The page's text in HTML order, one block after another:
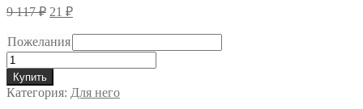
9 117₽ Первоначальная
составляла
9
117 ₽.
21 ₽Текущая
Пожелания
Количество
товара
Сет
9.22
Купить
Категория: Для него